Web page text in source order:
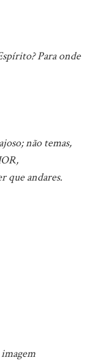
Para onde
não temas,
que andares.